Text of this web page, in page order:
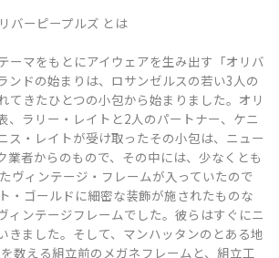
バーピープルズ とは
ーマをもとにアイウェアを生み出す「オリバ
ンドの始まりは、ロサンゼルスの若い3人の
てきたひとつの小包から始まりました。オリ
、ラリー・レイトと2人のパートナー、ケニ
ス・レイトが受け取ったその小包は、ニュー
業者からのもので、その中には、少なくとも
ヴィンテージ・フレームが入っていたので
・ゴールドに細密な装飾が施されたものな
ィンテージフレームでした。彼らはすぐにニ
きました。そして、マンハッタンのとある地
数える組立前のメガネフレームと、組立工